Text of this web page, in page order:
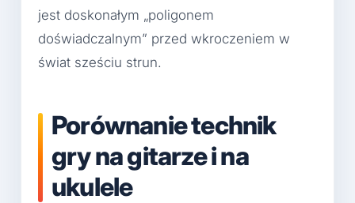
jest doskonałym „poligonem
doświadczalnym” przed wkroczeniem w
świat sześciu strun.
Porównanie technik
gry na gitarze i na
ukulele